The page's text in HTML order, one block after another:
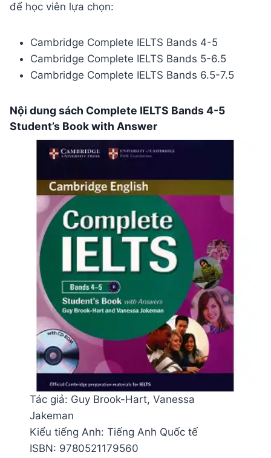
để học viên lựa chọn:
Cambridge Complete IELTS Bands 4-5
Cambridge Complete IELTS Bands 5-6.5
Cambridge Complete IELTS Bands 6.5-7.5
Nội dung sách Complete IELTS Bands 4-5
Student’s Book with Answer
Tác giả: Guy Brook-Hart, Vanessa
Jakeman
Kiểu tiếng Anh: Tiếng Anh Quốc tế
ISBN: 9780521179560